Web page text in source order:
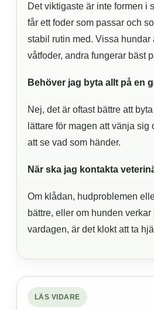
Det viktigaste är inte formen i
får ett foder som passar och
stabil rutin med. Vissa hundar
våtfoder, andra fungerar bäst
Behöver jag byta allt på en
Nej, det är oftast bättre att
lättare för magen att vänja sig
att se vad som händer.
När ska jag kontakta
Om klådan, hudproblemen
bättre, eller om hunden
vardagen, är det klokt att ta
LÄS VIDARE